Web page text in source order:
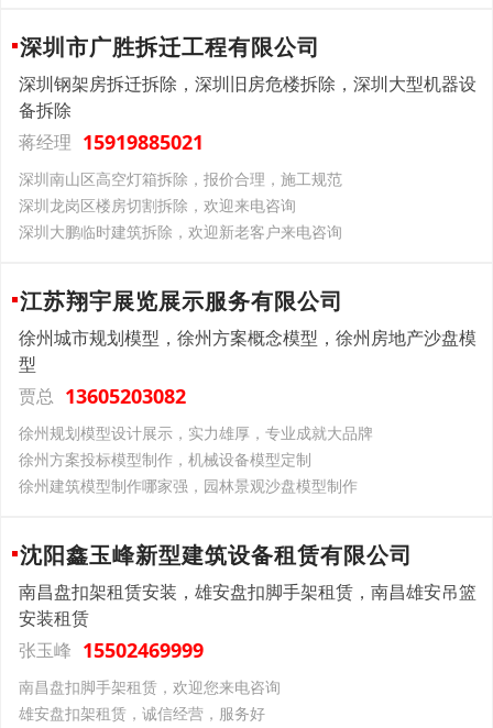
深圳市广胜拆迁工程有限公司
深圳钢架房拆迁拆除，深圳旧房危楼拆除，深圳大型机器设
备拆除
蒋经理 15919885021
深圳南山区高空灯箱拆除，报价合理，施工规范
深圳龙岗区楼房切割拆除，欢迎来电咨询
深圳大鹏临时建筑拆除，欢迎新老客户来电咨询
江苏翔宇展览展示服务有限公司
徐州城市规划模型，徐州方案概念模型，徐州房地产沙盘模
型
贾总 13605203082
徐州规划模型设计展示，实力雄厚，专业成就大品牌
徐州方案投标模型制作，机械设备模型定制
徐州建筑模型制作哪家强，园林景观沙盘模型制作
沈阳鑫玉峰新型建筑设备租赁有限公司
南昌盘扣架租赁安装，雄安盘扣脚手架租赁，南昌雄安吊篮
安装租赁
张玉峰 15502469999
南昌盘扣脚手架租赁，欢迎您来电咨询
雄安盘扣架租赁，诚信经营，服务好